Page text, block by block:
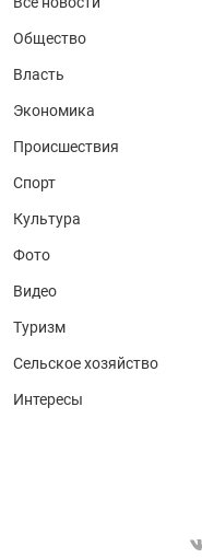
Общество
Власть
Экономика
Происшествия
Спорт
Культура
Фото
Видео
Туризм
Сельское хозяйство
Интересы